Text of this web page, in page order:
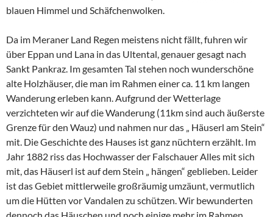
blauen Himmel und Schäfchenwolken.
Da im Meraner Land Regen meistens nicht fällt, fuhren wir
über Eppan und Lana in das Ultental, genauer gesagt nach
Sankt Pankraz. Im gesamten Tal stehen noch wunderschöne
alte Holzhäuser, die man im Rahmen einer ca. 11 km langen
Wanderung erleben kann. Aufgrund der Wetterlage
verzichteten wir auf die Wanderung (11km sind auch äußerste
Grenze für den Wauz) und nahmen nur das „ Häuserl am Stein“
mit. Die Geschichte des Hauses ist ganz nüchtern erzählt. Im
Jahr 1882 riss das Hochwasser der Falschauer Alles mit sich
mit, das Häuserl ist auf dem Stein „ hängen“ geblieben. Leider
ist das Gebiet mittlerweile großräumig umzäunt, vermutlich
um die Hütten vor Vandalen zu schützen. Wir bewunderten